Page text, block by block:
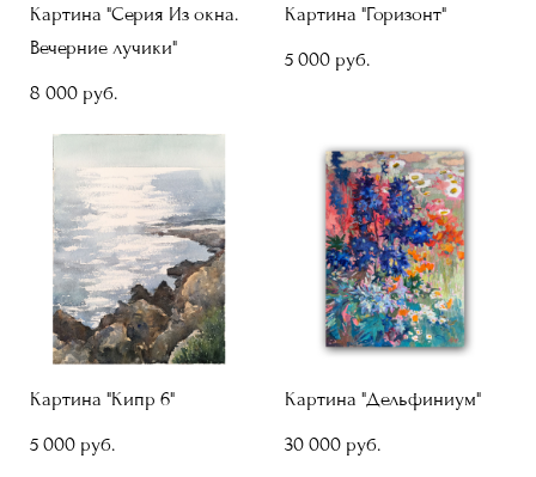
Картина "Серия Из окна.
Вечерние лучики"
8 000 pуб.
Картина "Горизонт"
5 000 pуб.
Картина "Кипр 6"
5 000 pуб.
Картина "Дельфиниум"
30 000 pуб.